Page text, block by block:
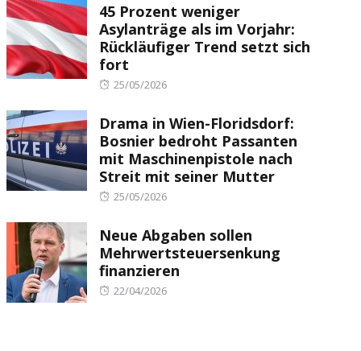
45 Prozent weniger
Asylanträge als im Vorjahr:
Rückläufiger Trend setzt sich
fort
Posted
25/05/2026
Drama in Wien-Floridsdorf:
Bosnier bedroht Passanten
mit Maschinenpistole nach
Streit mit seiner Mutter
Posted
25/05/2026
Neue Abgaben sollen
Mehrwertsteuersenkung
finanzieren
Posted
22/04/2026